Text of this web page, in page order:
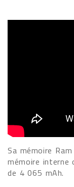
Sa mémoire
mémoire interne
de 4 065 mAh.